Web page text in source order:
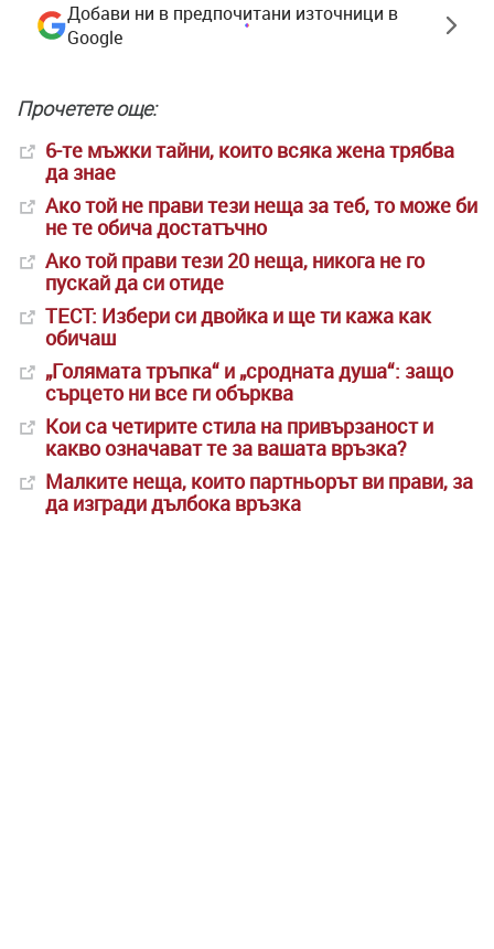
Добави ни в предпочитани източници в
Google
Прочетете още:
6-те мъжки тайни, които всяка жена трябва
да знае
Ако той не прави тези неща за теб, то може би
не те обича достатъчно
Ако той прави тези 20 неща, никога не го
пускай да си отиде
ТЕСТ: Избери си двойка и ще ти кажа как
обичаш
„Голямата тръпка“ и „сродната душа“: защо
сърцето ни все ги обърква
Кои са четирите стила на привързаност и
какво означават те за вашата връзка?
Малките неща, които партньорът ви прави, за
да изгради дълбока връзка